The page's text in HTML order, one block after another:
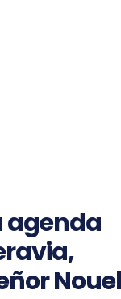
agenda
Nouel